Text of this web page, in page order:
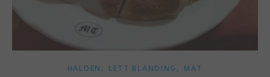
HALDEN , LETT BLANDING , MAT